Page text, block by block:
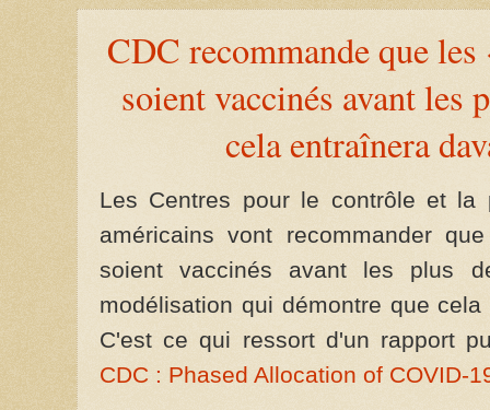
CDC recommande que
soient vaccinés avant les
cela entraînera
Les Centres pour le contrôle et la
américains vont recommander
soient vaccinés avant les plus
modélisation qui démontre que
C'est ce qui ressort d'un rapport
CDC : Phased Allocation of COVID-